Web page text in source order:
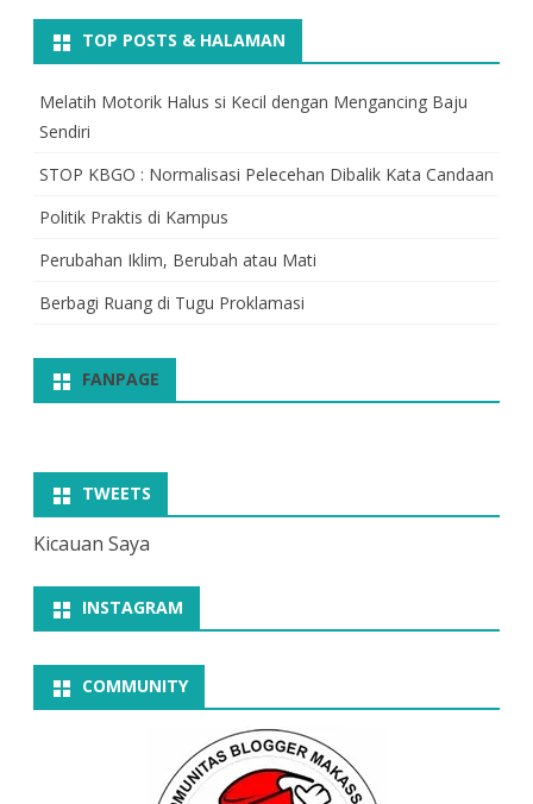
TOP POSTS & HALAMAN
Melatih Motorik Halus si Kecil dengan Mengancing Baju
Sendiri
STOP KBGO : Normalisasi Pelecehan Dibalik Kata Candaan
Politik Praktis di Kampus
Perubahan Iklim, Berubah atau Mati
Berbagi Ruang di Tugu Proklamasi
FANPAGE
TWEETS
Kicauan Saya
INSTAGRAM
COMMUNITY